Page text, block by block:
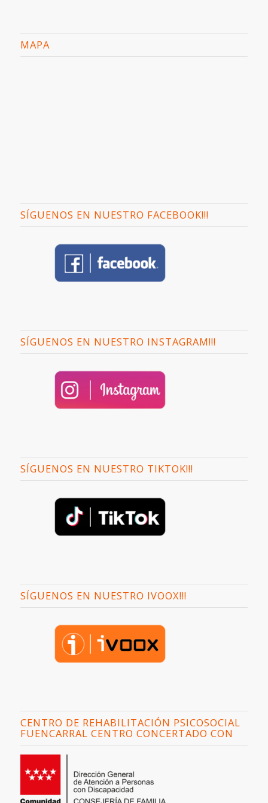
MAPA
SÍGUENOS EN NUESTRO FACEBOOK!!!
SÍGUENOS EN NUESTRO INSTAGRAM!!!
SÍGUENOS EN NUESTRO TIKTOK!!!
SÍGUENOS EN NUESTRO IVOOX!!!
CENTRO DE REHABILITACIÓN PSICOSOCIAL
FUENCARRAL CENTRO CONCERTADO CON